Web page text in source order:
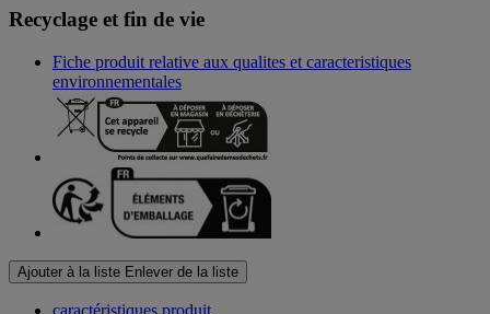
Recyclage et fin de vie
Fiche produit relative aux qualites et caracteristiques
environnementales
Ajouter à la liste Enlever de la liste
caractéristiques produit